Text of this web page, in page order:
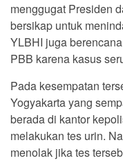
menggugat Presiden
bersikap untuk
YLBHI juga
PBB karena kasus
Pada kesempatan
Yogyakarta yang
berada di kantor
melakukan tes urin.
menolak jika tes